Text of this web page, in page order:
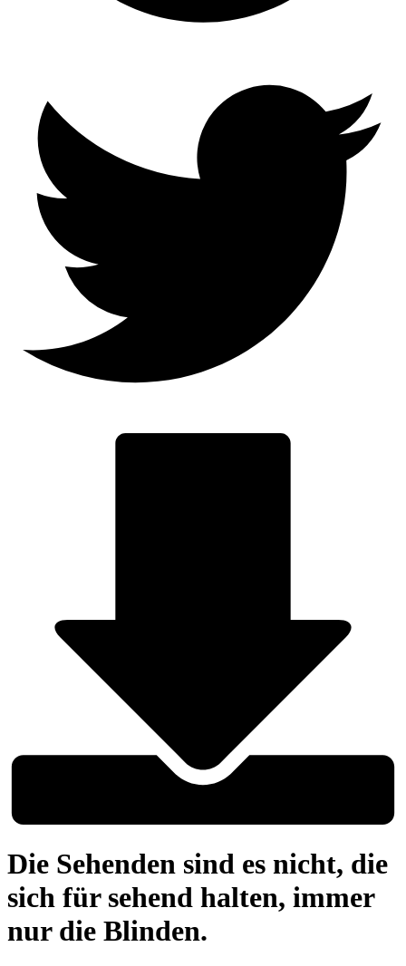
Die Sehenden sind es nicht, die
sich für sehend halten, immer
nur die Blinden.